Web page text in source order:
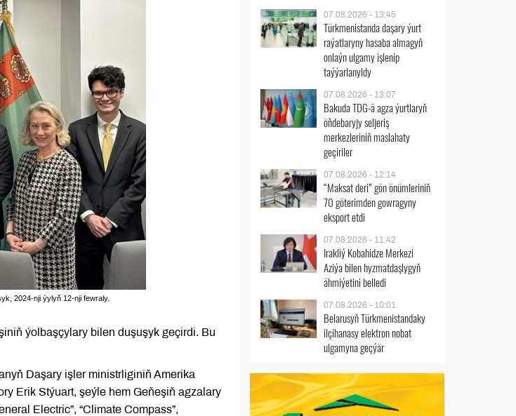
2024-nji ýylyň 12-nji fewraly.
ýolbaşçylary bilen duşuşyk geçirdi. Bu
Daşary işler ministrliginiň Amerika
Erik Stýuart, şeýle hem Geňeşiň agzalary
Electric”, “Climate Compass”,
07.08.2026 - 13:45
Türkmenistanda daşary ýurt
raýatlaryny hasaba almagyň
onlaýn ulgamy işlenip
taýýarlanyldy
07.08.2026 - 13:07
Bakuda TDG-ä agza ýurtlaryň
öňdebaryjy seljeriş
merkezleriniň maslahaty
geçiriler
07.08.2026 - 12:14
“Maksat deri” gön önümleriniň
70 göterimden gowragyny
eksport etdi
07.08.2026 - 11:42
Irakliý Kobahidze Merkezi
Aziýa bilen hyzmatdaşlygyň
ähmiýetini belledi
07.08.2026 - 10:01
Belarusyň Türkmenistandaky
ilçihanasy elektron nobat
ulgamyna geçýär